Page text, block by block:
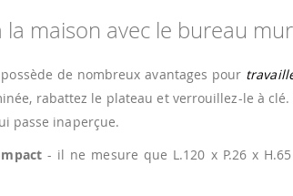
maison avec le bureau
possède de nombreux avantages pour
rabattez le plateau et verrouillez-le à
passe inaperçue.
- il ne mesure que L.120 x P.26 x